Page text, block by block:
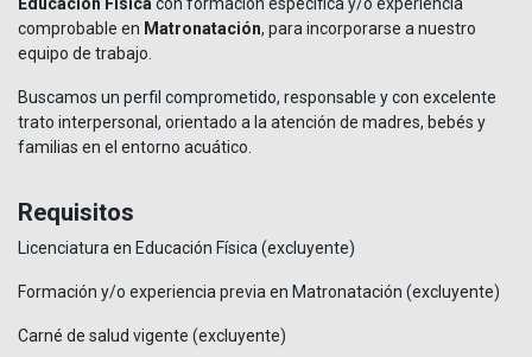
comprobable en Matronatación, para incorporarse a nuestro
equipo de trabajo.
Buscamos un perfil comprometido, responsable y con excelente
trato interpersonal, orientado a la atención de madres, bebés y
familias en el entorno acuático.
Requisitos
Licenciatura en Educación Física (excluyente)
Formación y/o experiencia previa en Matronatación (excluyente)
Carné de salud vigente (excluyente)